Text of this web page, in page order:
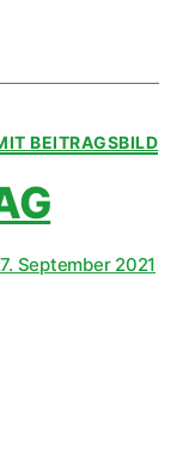
BEITRAGSBILD
September 2021